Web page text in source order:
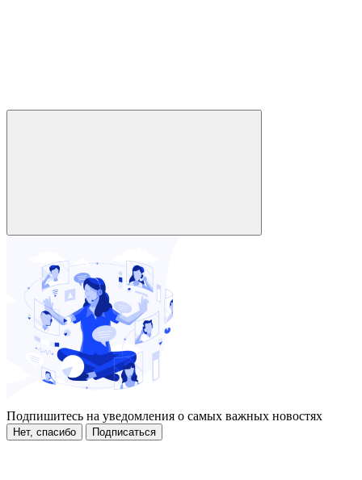
Подпишитесь на уведомления о самых важных новостях
Нет, спасибо Подписаться